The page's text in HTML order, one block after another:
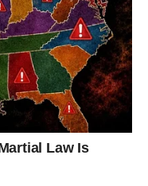
prilika.
dolazi na svoje